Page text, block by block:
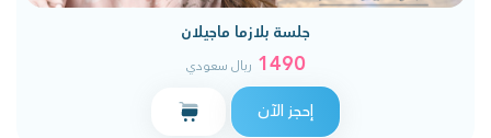
جلسة بلازما ماجيلان
1490 ريال سعودي
إحجز الآن